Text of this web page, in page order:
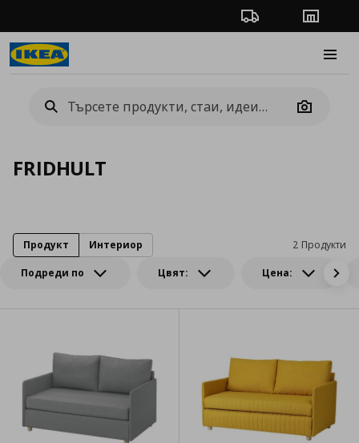
Проследяване на
Camera
FRIDHULT
Подреди по Цвят: Цена:
2 Продукти
Продукт Интериор